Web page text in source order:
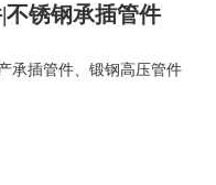
不锈钢承插管件
承插管件
锻钢高压管件